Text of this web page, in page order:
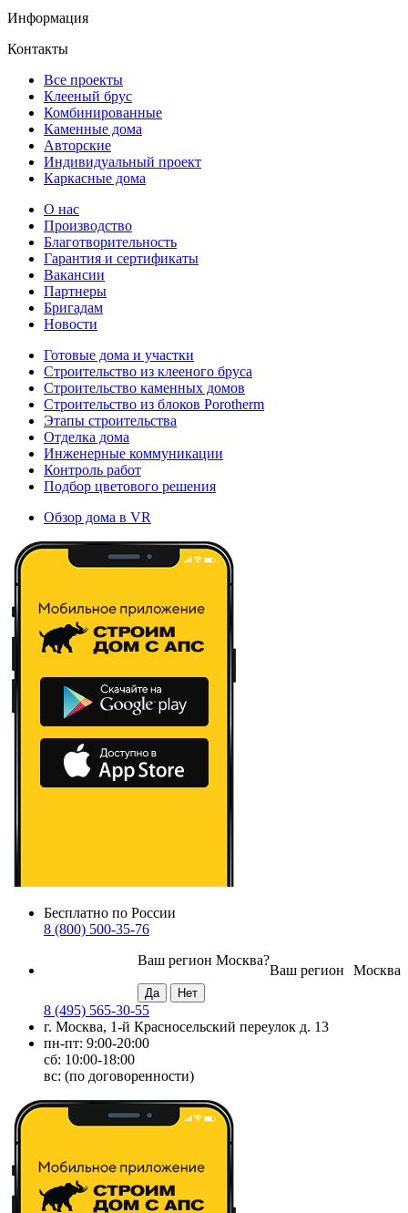
Информация
Контакты
Все проекты
Клееный брус
Комбинированные
Каменные дома
Авторские
Индивидуальный проект
Каркасные дома
О нас
Производство
Благотворительность
Гарантия и сертификаты
Вакансии
Партнеры
Бригадам
Новости
Готовые дома и участки
Строительство из клееного бруса
Строительство каменных домов
Строительство из блоков Porotherm
Этапы строительства
Отделка дома
Инженерные коммуникации
Контроль работ
Подбор цветового решения
Обзор дома в VR
Бесплатно по России
8 (800) 500-35-76
Москва
Ваш регион
Ваш регион Москва?
8 (495) 565-30-55
г. Москва, 1-й Красносельский переулок д. 13
пн-пт: 9:00-20:00
сб: 10:00-18:00
вс: (по договоренности)